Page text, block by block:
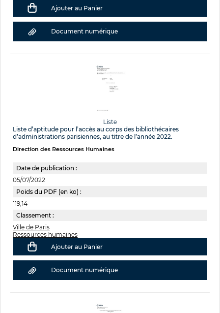
Ajouter au Panier
Document numérique
Liste
Liste d’aptitude pour l’accès au corps des bibliothécaires
d’administrations parisiennes, au titre de l’année 2022.
Direction des Ressources Humaines
Date de publication :
05/07/2022
Poids du PDF (en ko) :
119,14
Classement :
Ville de Paris
Ressources humaines
Ajouter au Panier
Document numérique